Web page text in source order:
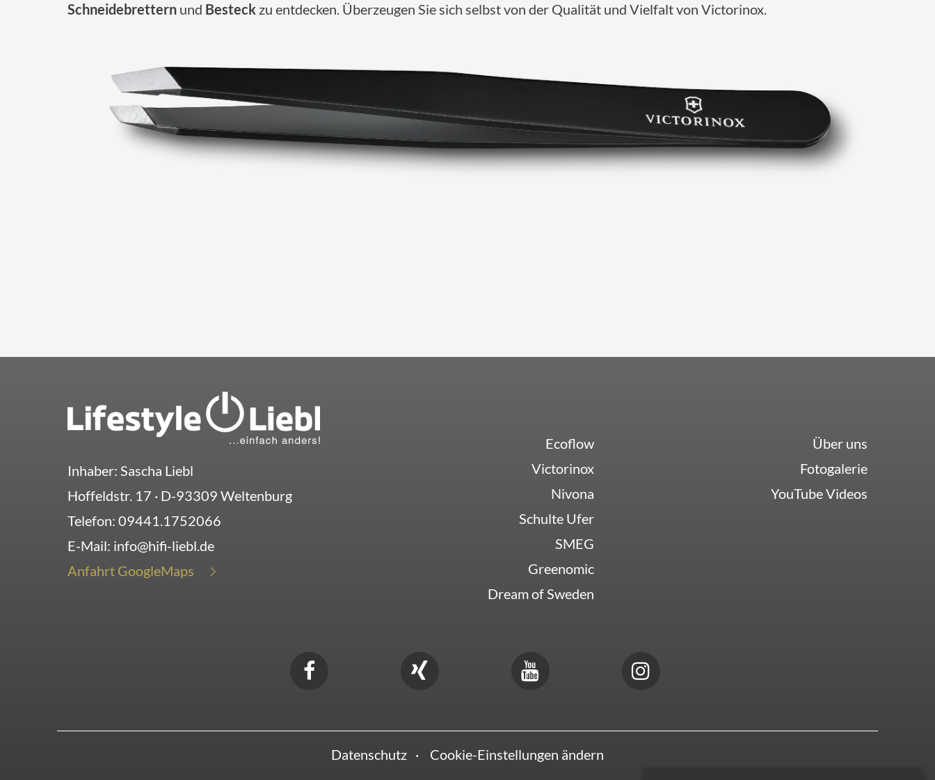
Schneidebrettern und Besteck zu entdecken. Überzeugen Sie sich selbst von der Qualität und Vielfalt von Victorinox.
Inhaber: Sascha Liebl
Hoffeldstr. 17 · D-93309 Weltenburg
Telefon: 09441.1752066
E-Mail: info@hifi-liebl.de
Anfahrt GoogleMaps
Ecoflow
Victorinox
Nivona
Schulte Ufer
SMEG
Greenomic
Dream of Sweden
Über uns
Fotogalerie
YouTube Videos
Datenschutz Cookie-Einstellungen ändern